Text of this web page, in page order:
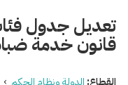
قانون خدمة
القطاع: الدولة ونظام الحكم ›